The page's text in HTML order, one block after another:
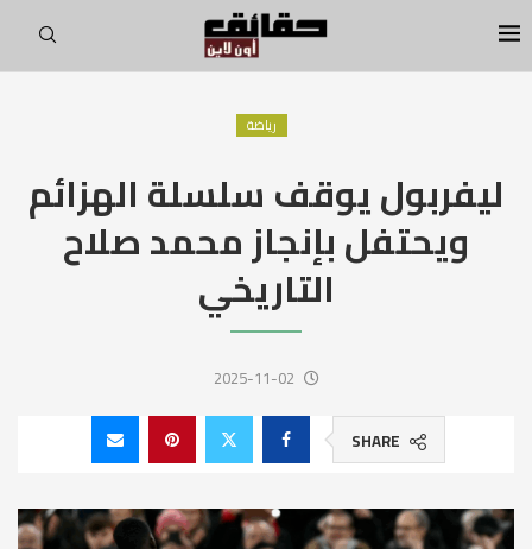
رياضة
ليفربول يوقف سلسلة الهزائم
ويحتفل بإنجاز محمد صلاح
التاريخي
2025-11-02
SHARE